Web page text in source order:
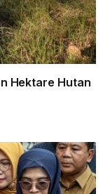
Hektare Hutan